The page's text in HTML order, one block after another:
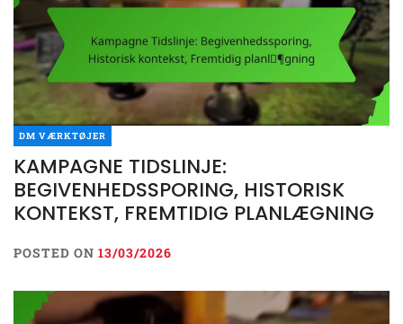
DM VÆRKTØJER
KAMPAGNE TIDSLINJE:
BEGIVENHEDSSPORING, HISTORISK
KONTEKST, FREMTIDIG PLANLÆGNING
POSTED ON 13/03/2026